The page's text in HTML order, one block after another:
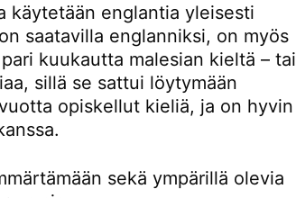
käytetään englantia yleisesti
saatavilla englanniksi, on myös
kuukautta malesian kieltä – tai
sillä se sattui löytymään
opiskellut kieliä, ja on hyvin
sekä ympärillä olevia